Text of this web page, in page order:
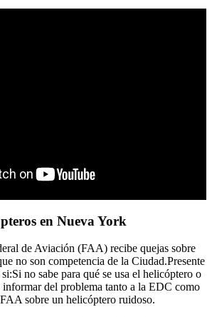
en Nueva York
de Aviación (FAA) recibe quejas sobre
no son competencia de la Ciudad.Presente
no sabe para qué se usa el helicóptero o
informar del problema tanto a la EDC como
sobre un helicóptero ruidoso.